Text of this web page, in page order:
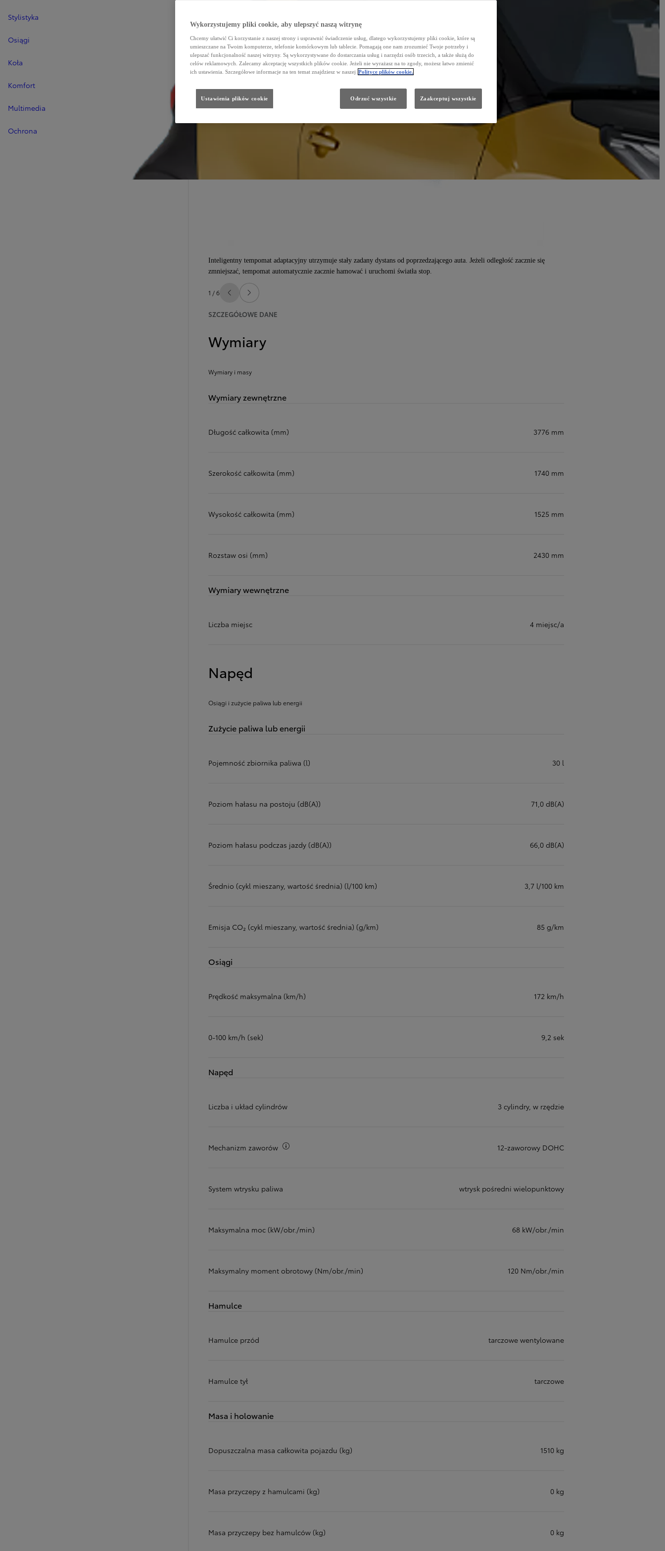
Stylistyka
Osiągi
Koła
Komfort
Multimedia
Ochrona
Inteligentny tempomat adaptacyjny utrzymuje stały zadany dystans od poprzedzającego auta. Jeżeli odległość zacznie się
zmniejszać, tempomat automatycznie zacznie hamować i uruchomi światła stop.
1 / 6 PoprzedniNastępny
SZCZEGÓŁOWE DANE
Wymiary
Wymiary i masy
Wymiary zewnętrzne
Długość całkowita (mm) 3776 mm
Szerokość całkowita (mm) 1740 mm
Wysokość całkowita (mm) 1525 mm
Rozstaw osi (mm) 2430 mm
Wymiary wewnętrzne
Liczba miejsc 4 miejsc/a
Napęd
Osiągi i zużycie paliwa lub energii
Zużycie paliwa lub energii
Pojemność zbiornika paliwa (l) 30 l
Poziom hałasu na postoju (dB(A)) 71,0 dB(A)
Poziom hałasu podczas jazdy (dB(A)) 66,0 dB(A)
Średnio (cykl mieszany, wartość średnia) (l/100 km) 3,7 l/100 km
Emisja CO₂ (cykl mieszany, wartość średnia) (g/km) 85 g/km
Osiągi
Prędkość maksymalna (km/h) 172 km/h
0-100 km/h (sek) 9,2 sek
Napęd
Liczba i układ cylindrów 3 cylindry, w rzędzie
Mechanizm zaworów 12-zaworowy DOHC
System wtrysku paliwa wtrysk pośredni wielopunktowy
Maksymalna moc (kW/obr./min) 68 kW/obr./min
Maksymalny moment obrotowy (Nm/obr./min) 120 Nm/obr./min
Hamulce
Hamulce przód tarczowe wentylowane
Hamulce tył tarczowe
Masa i holowanie
Dopuszczalna masa całkowita pojazdu (kg) 1510 kg
Masa przyczepy z hamulcami (kg) 0 kg
Masa przyczepy bez hamulców (kg) 0 kg
Wykorzystujemy pliki cookie, aby ulepszyć naszą witrynę
Chcemy ułatwić Ci korzystanie z naszej strony i usprawnić świadczenie usług, dlatego wykorzystujemy pliki cookie, które są
umieszczane na Twoim komputerze, telefonie komórkowym lub tablecie. Pomagają one nam zrozumieć Twoje potrzeby i
ulepszać funkcjonalność naszej witryny. Są wykorzystywane do dostarczania usług i narzędzi osób trzecich, a także służą do
celów reklamowych. Zalecamy akceptację wszystkich plików cookie. Jeżeli nie wyrażasz na to zgody, możesz łatwo zmienić
ich ustawienia. Szczegółowe informacje na ten temat znajdziesz w naszej Polityce plików cookie.
Odrzuć wszystkie Zaakceptuj wszystkie
Ustawienia plików cookie